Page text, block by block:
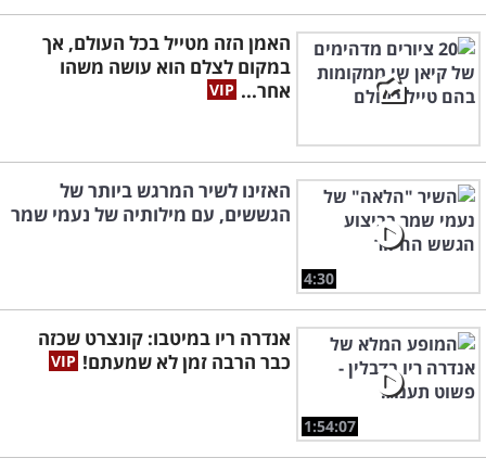
האמן הזה מטייל בכל העולם, אך
במקום לצלם הוא עושה משהו
אחר...
4:30
האזינו לשיר המרגש ביותר של
הגששים, עם מילותיה של נעמי שמר
1:54:07
אנדרה ריו במיטבו: קונצרט שכזה
כבר הרבה זמן לא שמעתם!